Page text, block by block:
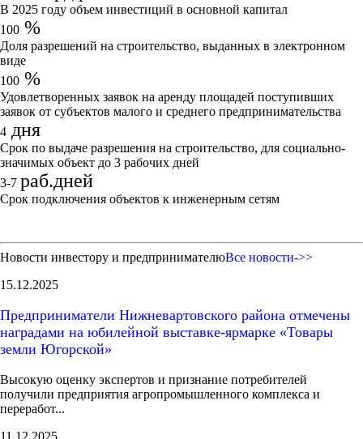
В 2025 году объем инвестиций в основной капитал
100 %
Доля разрешений на строительство, выданных в электронном
виде
100 %
Удовлетворенных заявок на аренду площадей поступивших
заявок от субъектов малого и среднего предпринимательства
4 дня
Срок по выдаче разрешения на строительство, для социально-
значимых объект до 3 рабочих дней
3-7 раб.дней
Срок подключения объектов к инженерным сетям
Новости инвестору и предпринимателюВсе новости->>
15.12.2025
Предприниматели Нижневартовского района отмечены
наградами на юбилейной выставке-ярмарке «Товары
земли Югорской»
Высокую оценку экспертов и признание потребителей
получили предприятия агропромышленного комплекса и
переработ...
11.12.2025